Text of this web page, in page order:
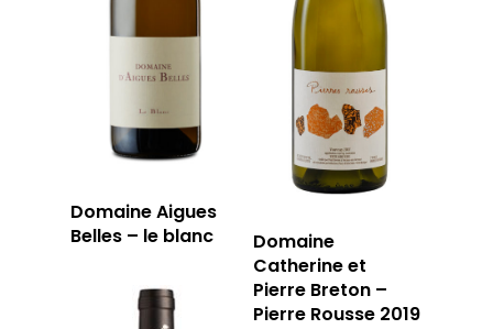
Domaine Aigues
Belles – le blanc
Domaine
Catherine et
Pierre Breton –
Pierre Rousse 2019